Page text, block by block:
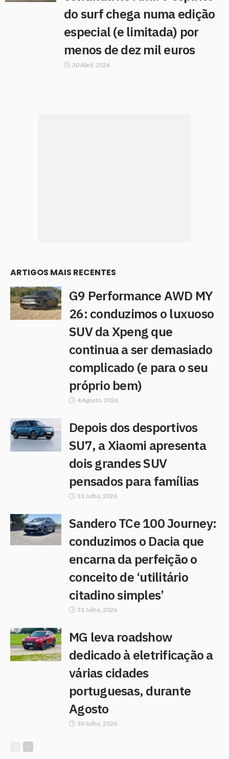
do surf chega numa edição
especial (e limitada) por
menos de dez mil euros
30 Abril, 2026
ARTIGOS MAIS RECENTES
G9 Performance AWD MY
26: conduzimos o luxuoso
SUV da Xpeng que
continua a ser demasiado
complicado (e para o seu
próprio bem)
4 Agosto, 2026
Depois dos desportivos
SU7, a Xiaomi apresenta
dois grandes SUV
pensados para famílias
31 Julho, 2026
Sandero TCe 100 Journey:
conduzimos o Dacia que
encarna da perfeição o
conceito de ‘utilitário
citadino simples’
31 Julho, 2026
MG leva roadshow
dedicado à eletrificação a
várias cidades
portuguesas, durante
Agosto
30 Julho, 2026